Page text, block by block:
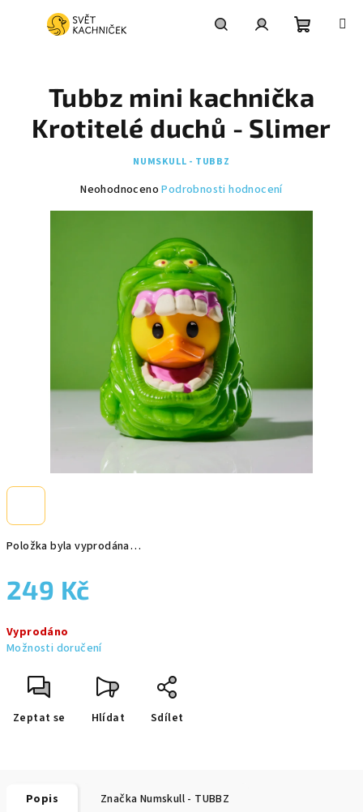
košík
Položka byla vyprodána…
249 Kč
cena:
Vyprodáno
Možnosti doručení
Zeptat se Hlídat Sdílet
Tubbz mini kachnička
Krotitelé duchů - Slimer
NUMSKULL - TUBBZ
Průměrné
hvězdiček.
Neohodnoceno Podrobnosti hodnocení
Popis Značka Numskull - TUBBZ